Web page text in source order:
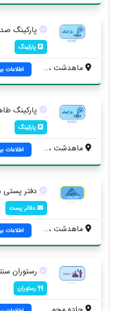
پارکینگ
پارکینگ
ماهدشت ، روبروي پليس راه ماهدشت اطلاعات
پارکینگ
پارکینگ
ماهدشت ، جاده ماهدشت ، به سمت كيانمهر ، بالاتر از پادگان يگان ويژه اطلاعات
دفتر
دفاتر پست
ماهدشت ، میدان اصلی ماهدشت اطلاعات
رستوران
رستوران